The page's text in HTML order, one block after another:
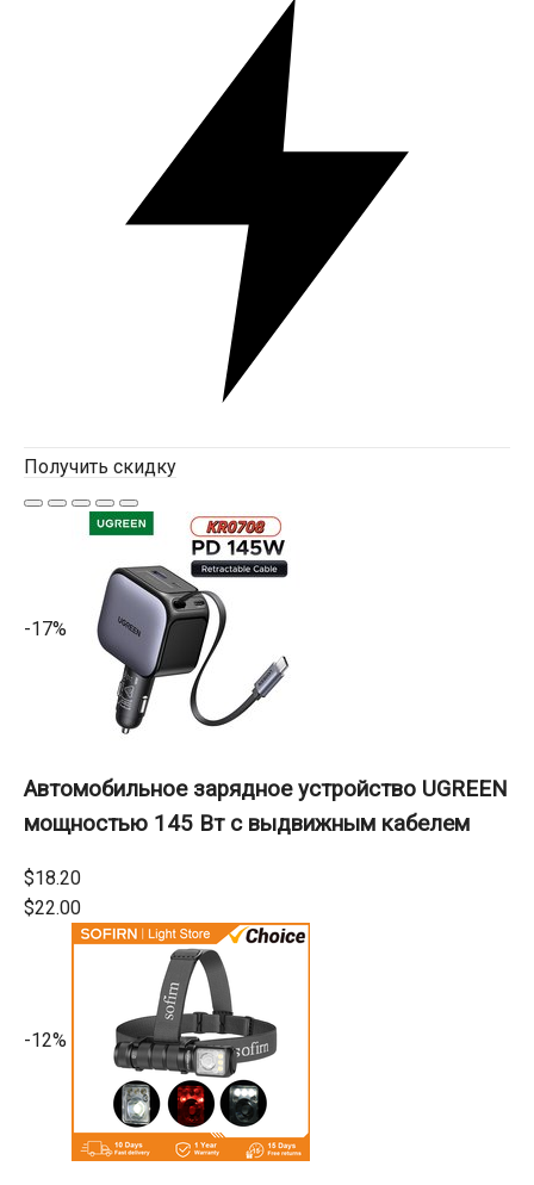
Получить скидку
-17%
Автомобильное зарядное устройство UGREEN
мощностью 145 Вт с выдвижным кабелем
$18.20
$22.00
-12%